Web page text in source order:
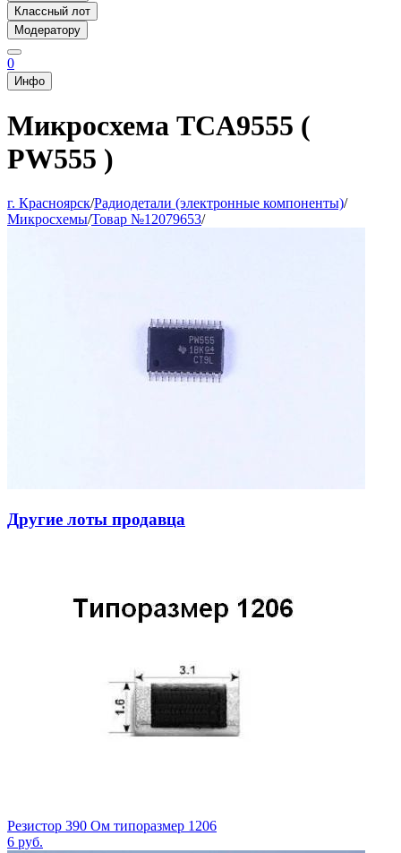
Классный лот
Модератору
0
Инфо
Микросхема TCA9555 (
PW555 )
г. Красноярск/Радиодетали (электронные компоненты)/
Микросхемы/Товар №12079653/
Другие лоты продавца
Резистор 390 Ом типоразмер 1206
6 руб.